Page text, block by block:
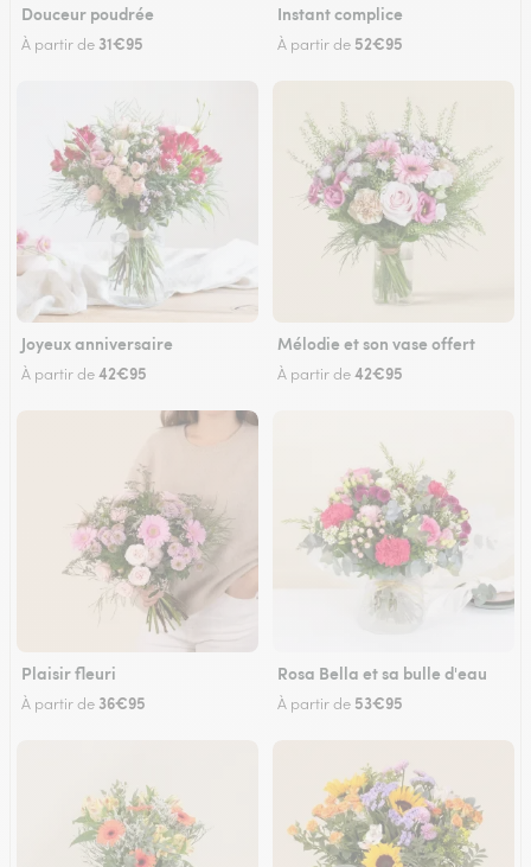
Douceur poudrée
À partir de 31€95
Instant complice
À partir de 52€95
Joyeux anniversaire
À partir de42€95
Mélodie et son vase offert
À partir de42€95
Plaisir fleuri
À partir de 36€95
Rosa Bella et sa bulle d'eau
À partir de 53€95